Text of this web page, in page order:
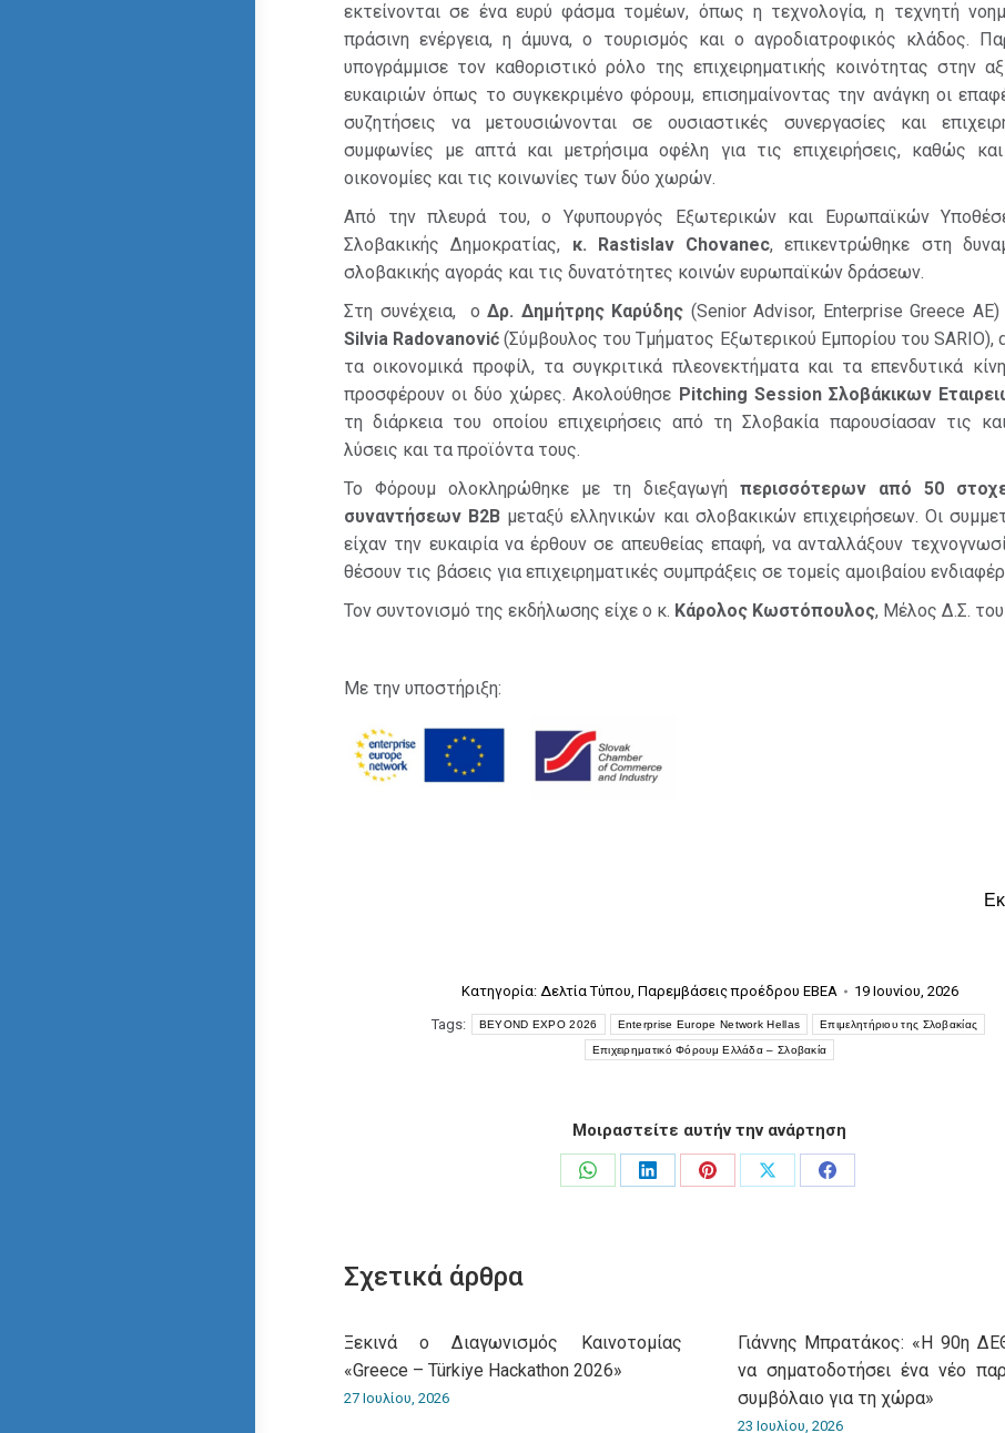
εκτείνονται σε ένα ευρύ φάσμα τομέων, όπως η τεχνολογία, η τεχνητή
πράσινη ενέργεια, η άμυνα, ο τουρισμός και ο αγροδιατροφικός κλάδος.
υπογράμμισε τον καθοριστικό ρόλο της επιχειρηματικής κοινότητας στην
ευκαιριών όπως το συγκεκριμένο φόρουμ, επισημαίνοντας την ανάγκη οι
συζητήσεις να μετουσιώνονται σε ουσιαστικές συνεργασίες και
συμφωνίες με απτά και μετρήσιμα οφέλη για τις επιχειρήσεις, καθώς
οικονομίες και τις κοινωνίες των δύο χωρών.
Από την πλευρά του, ο Υφυπουργός Εξωτερικών και Ευρωπαϊκών
Σλοβακικής Δημοκρατίας, κ. Rastislav Chovanec, επικεντρώθηκε στη
σλοβακικής αγοράς και τις δυνατότητες κοινών ευρωπαϊκών δράσεων.
Στη συνέχεια, ο Δρ. Δημήτρης Καρύδης (Senior Advisor, Enterprise Greece ΑΕ)
Silvia Radovanović (Σύμβουλος του Τμήματος Εξωτερικού Εμπορίου του SARIO),
τα οικονομικά προφίλ, τα συγκριτικά πλεονεκτήματα και τα επενδυτικά
προσφέρουν οι δύο χώρες. Ακολούθησε Pitching Session Σλοβάκικων
τη διάρκεια του οποίου επιχειρήσεις από τη Σλοβακία παρουσίασαν τις
λύσεις και τα προϊόντα τους.
Το Φόρουμ ολοκληρώθηκε με τη διεξαγωγή περισσότερων από 50
συναντήσεων B2B μεταξύ ελληνικών και σλοβακικών επιχειρήσεων. Οι
είχαν την ευκαιρία να έρθουν σε απευθείας επαφή, να ανταλλάξουν
θέσουν τις βάσεις για επιχειρηματικές συμπράξεις σε τομείς αμοιβαίου
Τον συντονισμό της εκδήλωσης είχε ο κ. Κάρολος Κωστόπουλος, Μέλος Δ.Σ.
Με την υποστήριξη:
Κατηγορία: Δελτία Τύπου, Παρεμβάσεις προέδρου ΕΒΕΑ
19 Ιουνίου, 2026
Tags:
BEYOND EXPO 2026 Enterprise Europe Network Hellas Επιμελητήριου της Σλοβακίας
Επιχειρηματικό Φόρουμ Ελλάδα – Σλοβακία
Μοιραστείτε αυτήν την ανάρτηση
Share
Share
Share
Share
Share
Σχετικά άρθρα
Ξεκινά ο Διαγωνισμός Καινοτομίας
«Greece – Türkiye Hackathon 2026»
27 Ιουλίου, 2026
Γιάννης Μπρατάκος: «Η 90η
να σηματοδοτήσει ένα νέο
συμβόλαιο για τη χώρα»
23 Ιουλίου, 2026